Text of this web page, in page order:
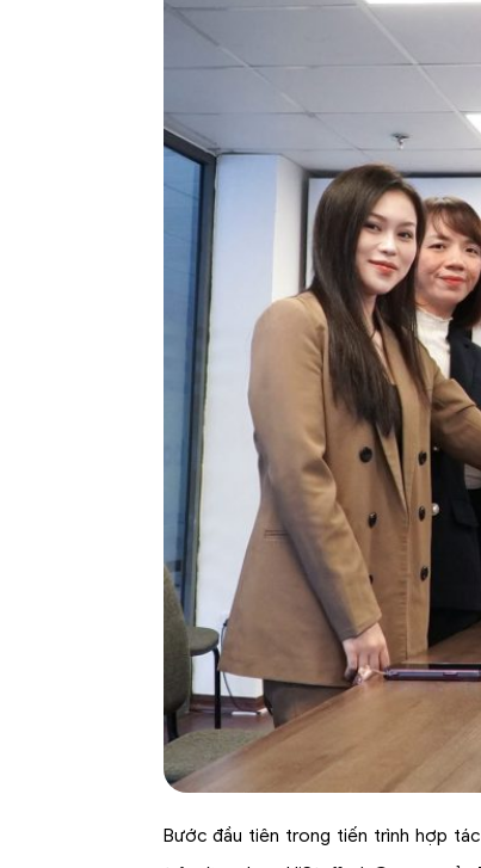
Bước đầu tiên trong tiến trình hợp